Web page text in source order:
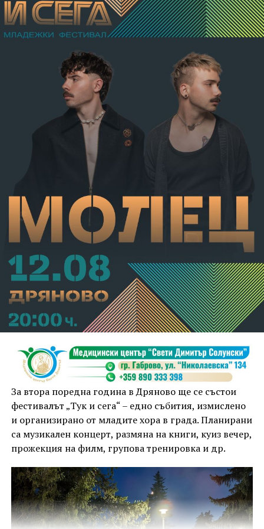
разстройство на здравето, неопасно за живота.
Престъплението бе класифицирано по чл.131 ал.1
т.12 пр.1, вр. чл.130 ал.1 от НК, като А.Н. е освободен
от наказателна отговорност и му е наложено
административно наказание по реда на чл.78а ал.1
от НК – глоба в размер на 306,77 евро.
С постановление на Районна прокуратура-Габрово
В.А. е бил задържан за срок до 72 часа, а с
определение на Районен съд-Габрово спрямо него е
взета мярка за неотклонение „домашен арест“.
Съдебният акт е окончателен.
За втора поредна година в Дряново ще се състои
фестивалът „Тук и сега“ – едно събития, измислено
и организирано от младите хора в града. Планирани
са музикален концерт, размяна на книги, куиз вечер,
прожекция на филм, групова тренировка и др.